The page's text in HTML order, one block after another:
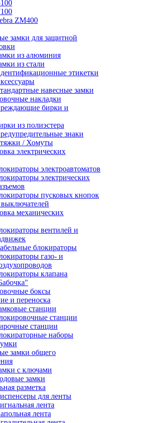
ZM400
замки для защитной
из алюминия
из стали
этикетки
навесные замки
накладки
бирки и
из полиэстера
знаки
/ Хомуты
электрических
электроавтоматов
электрических
пусковых кнопок
механических
вентилей и
блокираторы
газо- и
клапана
боксы
и переноска
станции
станции
станции
наборы
замки общего
с ключами
замки
разметка
для ленты
лента
лента